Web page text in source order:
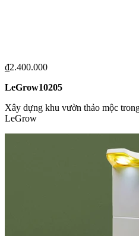
₫2.400.000
LeGrow10205
Xây dựng khu vườn thảo mộc
LeGrow